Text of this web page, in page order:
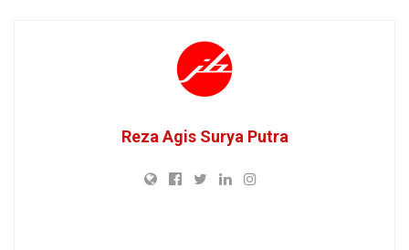
Reza Agis Surya Putra